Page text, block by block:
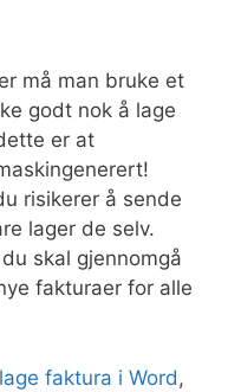
må man bruke et
godt nok å lage
er at
risikerer å sende
lager de selv.
skal gjennomgå
fakturaer for alle
lage faktura i Word ,